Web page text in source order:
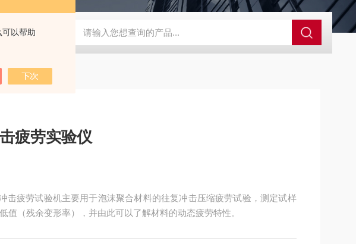
以帮助
击穿试验仪-微机控制 GCDDJ-50Kv绝缘材料电压击穿强度试验机 GCDDJ-100Kv
疲劳实验仪
击疲劳试验机主要用于泡沫聚合材料的往复冲击压缩疲劳试验，测定试样
值（残余变形率），并由此可以了解材料的动态疲劳特性。